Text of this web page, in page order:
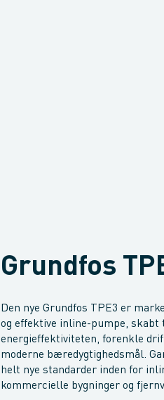
Grundfos
Den nye Grundfos TPE3 er
og effektive inline-pumpe, skabt
energieffektiviteten, forenkle
moderne bæredygtighedsmål.
helt nye standarder inden for
kommercielle bygninger og